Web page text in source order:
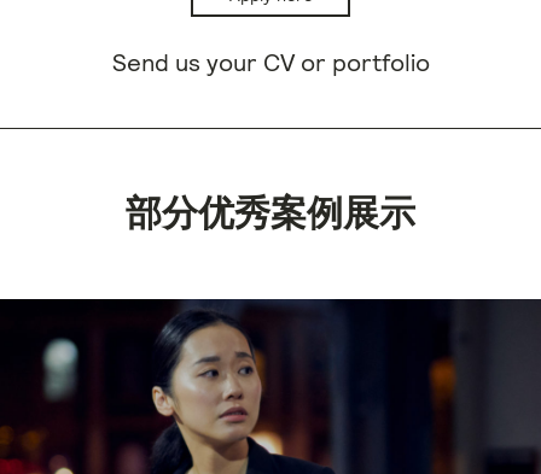
Send us your CV or portfolio
部分优秀案例展示